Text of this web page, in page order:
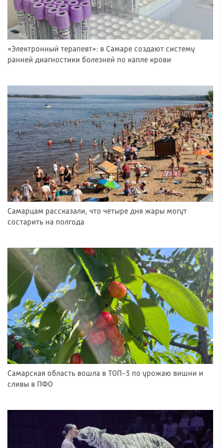
«Электронный терапевт»: в Самаре создают систему
ранней диагностики болезней по капле крови
Самарцам рассказали, что четыре дня жары могут
состарить на полгода
Самарская область вошла в ТОП-3 по урожаю вишни и
сливы в ПФО